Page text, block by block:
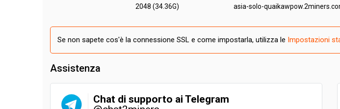
2048 (34.36G) asia-solo-
Se non sapete cos'è la connessione SSL e come impostarla, utilizza le Impostazioni
Assistenza
Chat di supporto ai Telegram